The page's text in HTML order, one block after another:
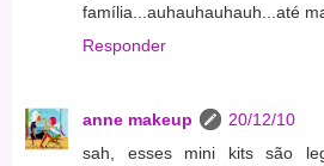
família...auhauhauhauh...até
Responder
anne makeup
20/12/10
sah, esses mini kits são